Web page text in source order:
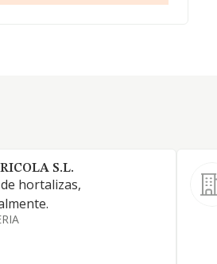
S.L.
hortalizas,